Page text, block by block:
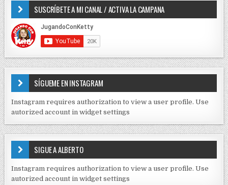
D
E
C
O
N
T
I
D
S
E
J
C
K
SUSCRÍBETE A MI CANAL / ACTIVA LA CAMPANA
SÍGUEME EN INSTAGRAM
Instagram requires authorization to view a user profile. Use
autorized account in widget settings
SIGUE A ALBERTO
Instagram requires authorization to view a user profile. Use
autorized account in widget settings